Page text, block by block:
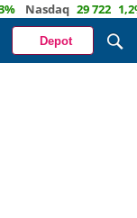
Nasdaq 29 722 1,2%
Depot